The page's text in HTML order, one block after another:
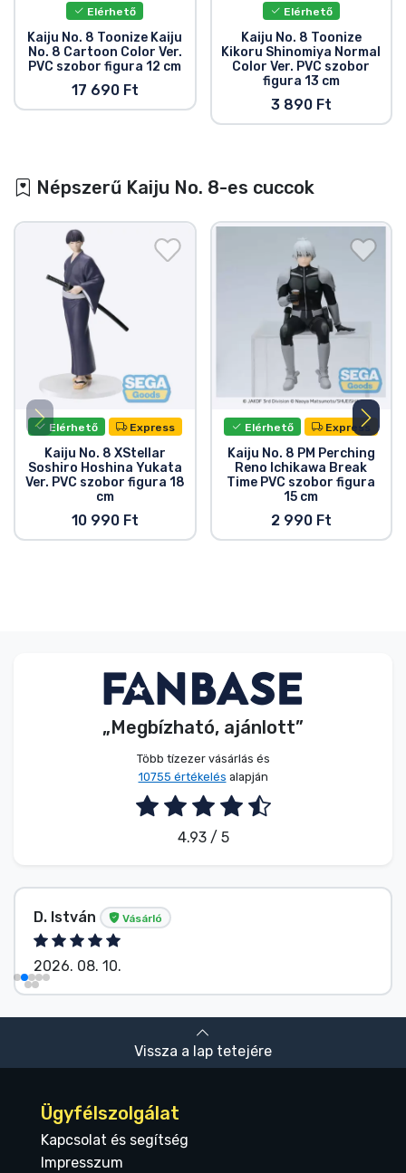
Elérhető
Kaiju No. 8 Toonize Kaiju
No. 8 Cartoon Color Ver.
PVC szobor figura 12 cm
17 690 Ft
Elérhető
Kaiju No. 8 Toonize
Kikoru Shinomiya Normal
Color Ver. PVC szobor
figura 13 cm
3 890 Ft
Népszerű Kaiju No. 8-es cuccok
Elérhető Express
Kaiju No. 8 XStellar
Soshiro Hoshina Yukata
Ver. PVC szobor figura 18
cm
10 990 Ft
Elérhető Express
Kaiju No. 8 PM Perching
Reno Ichikawa Break
Time PVC szobor figura
15 cm
2 990 Ft
„Megbízható, ajánlott”
Több tízezer vásárlás és
10755 értékelés alapján
4.93 / 5
D. István Vásárló
2026. 08. 10.
Vissza a lap tetejére
Ügyfélszolgálat
Kapcsolat és segítség
Impresszum